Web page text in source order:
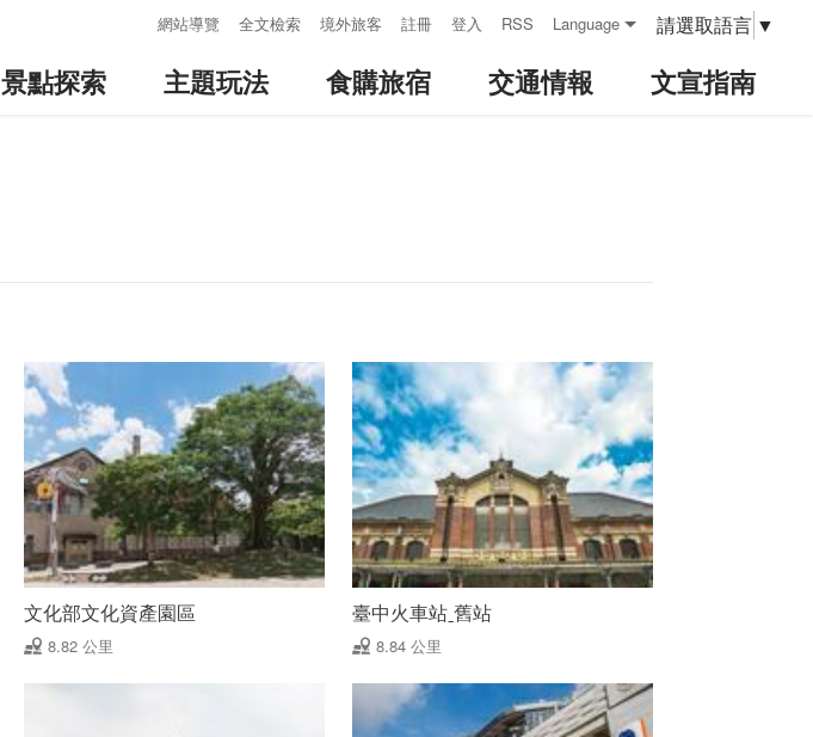
網站導覽 全文檢索 境外旅客 註冊 登入 RSS Language 請選取語言 ▼
景點探索 主題玩法 食購旅宿 交通情報 文宣指南
文化部文化資產園區
8.82 公里
臺中火車站ˍ舊站
8.84 公里